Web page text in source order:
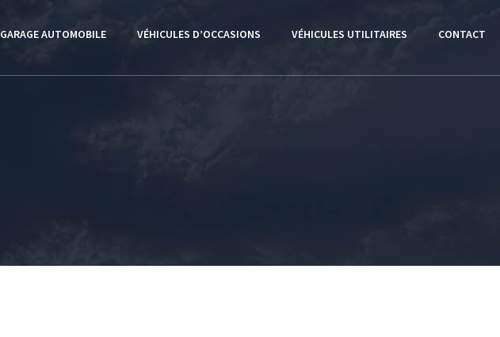
GARAGE AUTOMOBILE VÉHICULES D’OCCASIONS VÉHICULES UTILITAIRES CONTACT